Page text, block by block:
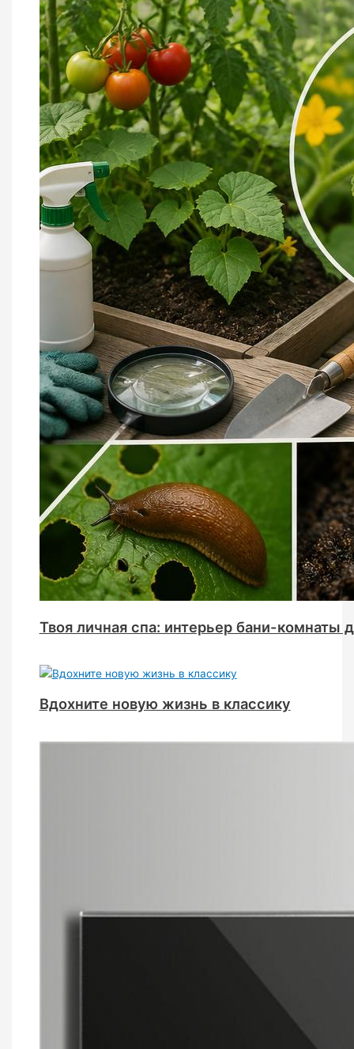
Твоя личная спа: интерьер бани-комнаты
Вдохните новую жизнь в классику